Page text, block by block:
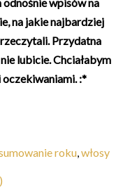
wpisów na
na jakie najbardziej
Przydatna
lubicie. Chciałabym
oczekiwaniami. :*
roku,włosy